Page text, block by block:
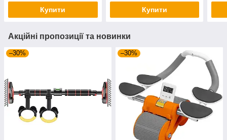
Купити Купити
Акційні пропозиції та новинки
–30% –30%